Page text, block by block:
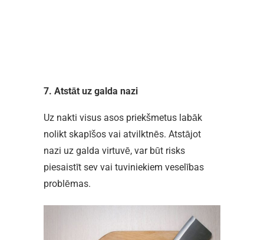
7. Atstāt uz galda nazi
Uz nakti visus asos priekšmetus labāk
nolikt skapīšos vai atvilktnēs. Atstājot
nazi uz galda virtuvē, var būt risks
piesaistīt sev vai tuviniekiem veselības
problēmas.